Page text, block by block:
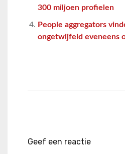
300 miljoen profielen
People aggregators
ongetwijfeld eveneens
Geef een reactie